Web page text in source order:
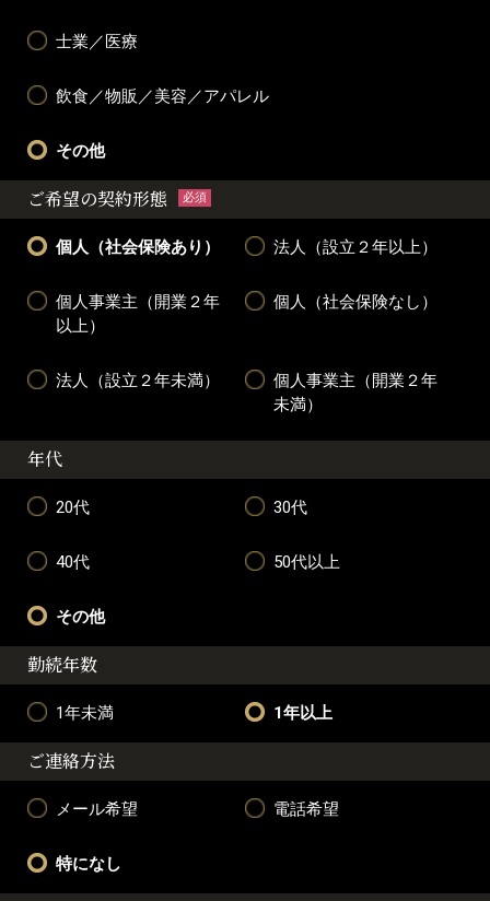
士業／医療
飲食／物販／美容／アパレル
その他
ご希望の契約形態 必須
個人（社会保険あり） 法人（設立２年以上）
個人事業主（開業２年
以上）
個人（社会保険なし）
法人（設立２年未満）
個人事業主（開業２年
未満）
年代
20代 30代
40代 50代以上
その他
勤続年数
1年未満 1年以上
ご連絡方法
メール希望 電話希望
特になし